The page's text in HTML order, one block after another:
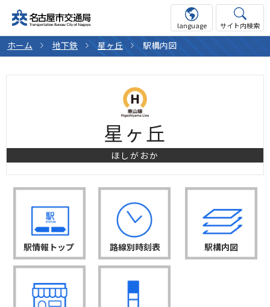
language サイト内検索
ホーム 地下鉄 星ヶ丘 駅構内図
星ヶ丘
ほしがおか
駅情報トップ 路線別時刻表 駅構内図